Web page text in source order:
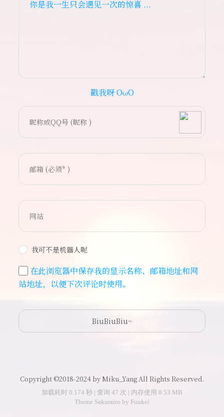
你是我一生只会遇见一次的惊喜 ...
戳我呀 OωO
Tieba
我可不是机器人呢
在此浏览器中保存我的显示名称、邮箱地址和网
站地址，以便下次评论时使用。
Copyright ©2018-2024 by Miku_Yang All Rights Reserved.
加载耗时 0.174 秒 | 查询 47 次 | 内存使用 8.53 MB
Theme Sakurairo by Fuukei